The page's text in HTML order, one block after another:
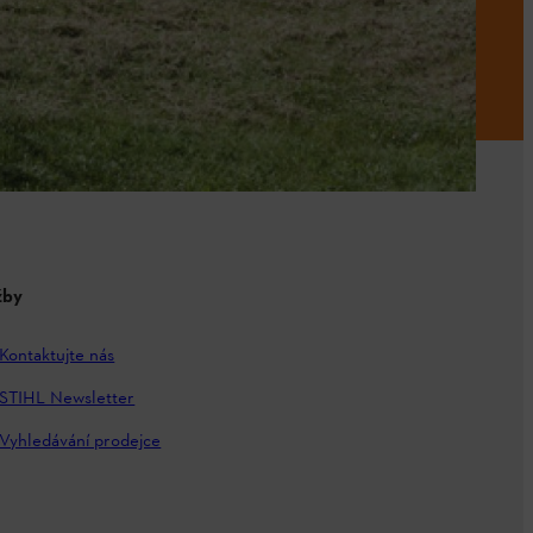
Kontaktujte nás
STIHL Newsletter
Vyhledávání prodejce